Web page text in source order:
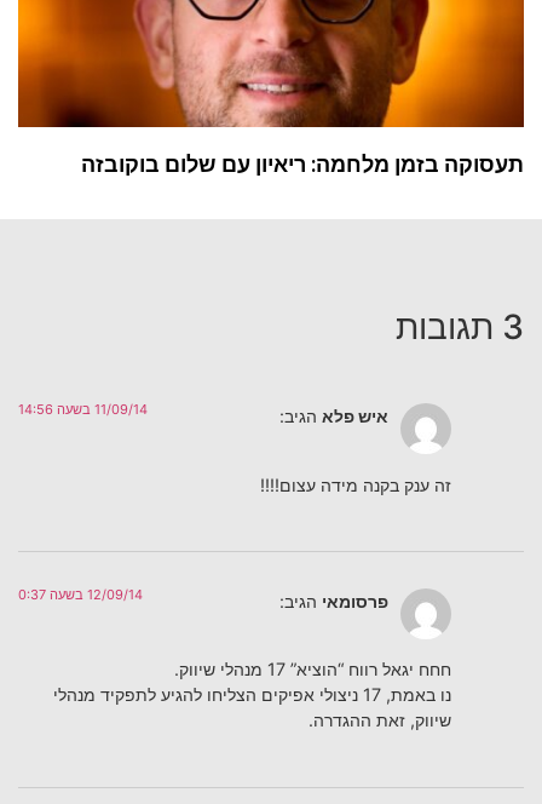
תעסוקה בזמן מלחמה: ריאיון עם שלום בוקובזה
3 תגובות
איש פלא הגיב: 11/09/14 בשעה 14:56
זה ענק בקנה מידה עצום!!!!
פרסומאי הגיב: 12/09/14 בשעה 0:37
חחח יגאל רווח “הוציא” 17 מנהלי שיווק.
נו באמת, 17 ניצולי אפיקים הצליחו להגיע לתפקיד מנהלי
שיווק, זאת ההגדרה.